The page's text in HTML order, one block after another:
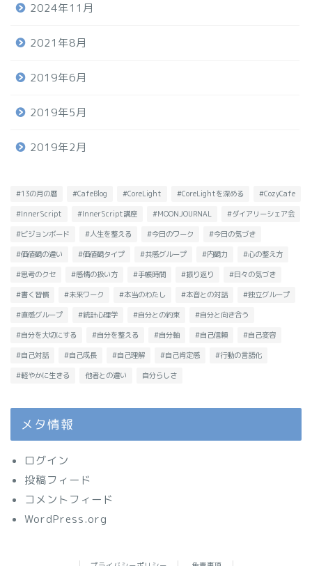
2024年11月
2021年8月
2019年6月
2019年5月
2019年2月
#13の月の暦 #CafeBlog #CoreLight #CoreLightを深める #CozyCafe
#InnerScript #InnerScript講座 #MOONJOURNAL #ダイアリーシェア会
#ビジョンボード #人生を整える #今日のワーク #今日の気づき
#価値観の違い #価値観タイプ #共感グループ #内観力 #心の整え方
#思考のクセ #感情の扱い方 #手帳時間 #振り返り #日々の気づき
#書く習慣 #未来ワーク #本当のわたし #本音との対話 #独立グループ
#直感グループ #統計心理学 #自分との約束 #自分と向き合う
#自分を大切にする #自分を整える #自分軸 #自己信頼 #自己変容
#自己対話 #自己成長 #自己理解 #自己肯定感 #行動の言語化
#軽やかに生きる 他者との違い 自分らしさ
メタ情報
ログイン
投稿フィード
コメントフィード
WordPress.org